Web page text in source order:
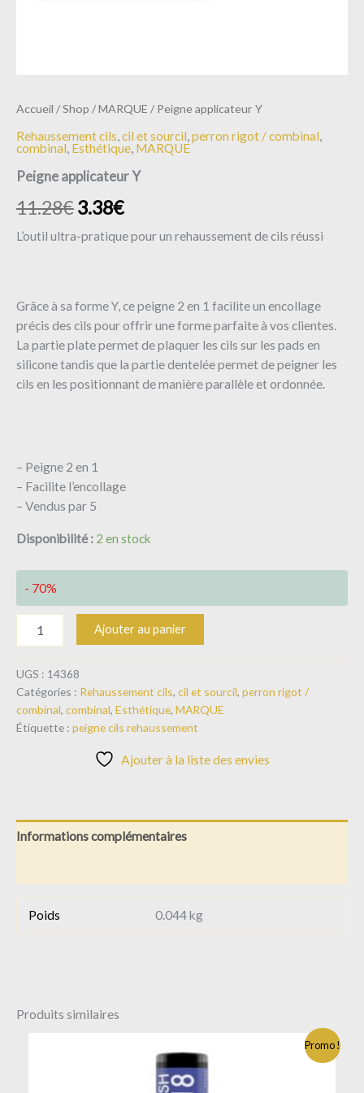
Accueil /Shop /MARQUE / Peigne applicateur Y
Rehaussement cils cil et sourcil perron rigot / combinal
combinal Esthétique MARQUE
Peigne applicateur Y
11.28€3.38€
L’outil ultra-pratique pour un rehaussement de cils réussi
Grâce à sa forme Y, ce peigne 2 en 1 facilite un encollage
précis des cils pour offrir une forme parfaite à vos clientes.
La partie plate permet de plaquer les cils sur les pads en
silicone tandis que la partie dentelée permet de peigner les
cils en les positionnant de manière parallèle et ordonnée.
– Peigne 2 en 1
– Facilite l’encollage
– Vendus par 5
Disponibilité : 2 en stock
- 70%
Ajouter au panier
UGS : 14368
Catégories : Rehaussement cils, cil et sourcil, perron rigot /
combinal, combinal, Esthétique, MARQUE
Étiquette : peigne cils rehaussement
Ajouter à la liste des envies
Informations complémentaires
Poids 0.044 kg
Produits similaires
Promo !